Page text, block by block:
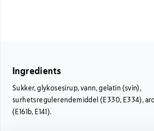
Ingredients
Sukker, glykosesirup, vann, gelatin (svin),
surhetsregulerendemiddel (E330, E334),
(E161b, E141).